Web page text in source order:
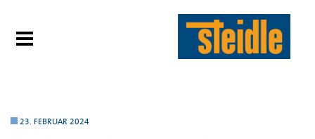
23. FEBRUAR 2024